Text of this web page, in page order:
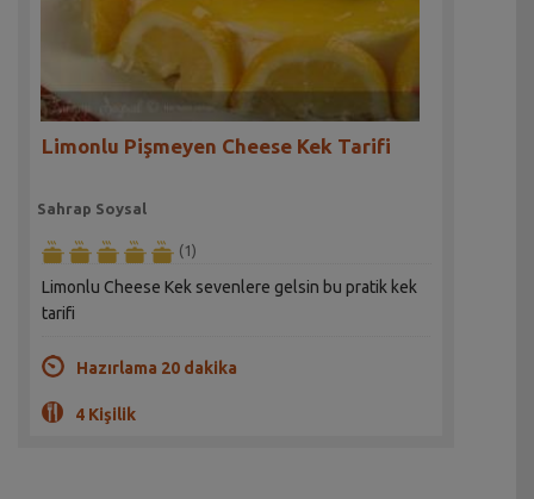
Limonlu Pişmeyen Cheese Kek Tarifi
Sahrap Soysal
(1)
Limonlu Cheese Kek sevenlere gelsin bu pratik kek
tarifi
Hazırlama 20 dakika
4 Kişilik